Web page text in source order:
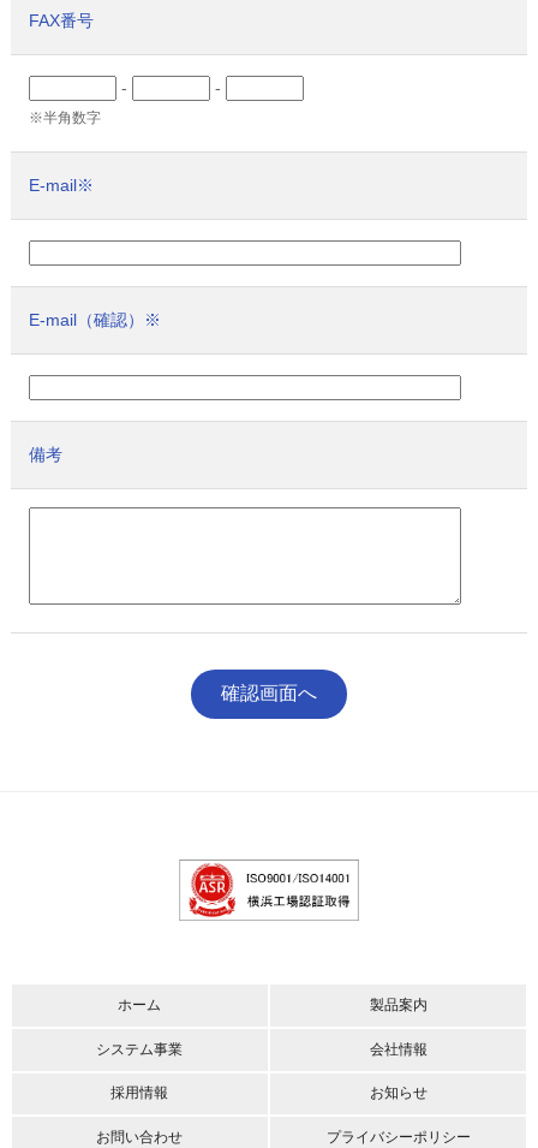
FAX番号
- -
※半角数字
E-mail※
E-mail（確認） ※
備考
ホーム 製品案内
システム事業 会社情報
採用情報 お知らせ
お問い合わせ プライバシーポリシー